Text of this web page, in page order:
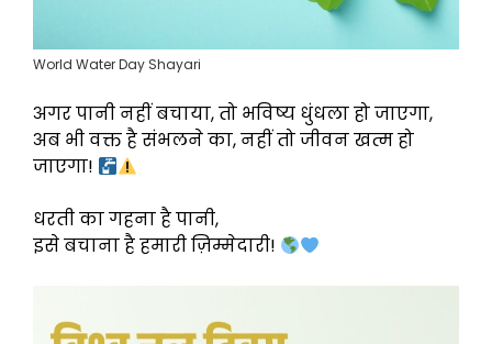
World Water Day Shayari
अगर पानी नहीं बचाया, तो भविष्य धुंधला हो जाएगा,
अब भी वक्त है संभलने का, नहीं तो जीवन खत्म हो
जाएगा!
धरती का गहना है पानी,
इसे बचाना है हमारी ज़िम्मेदारी!